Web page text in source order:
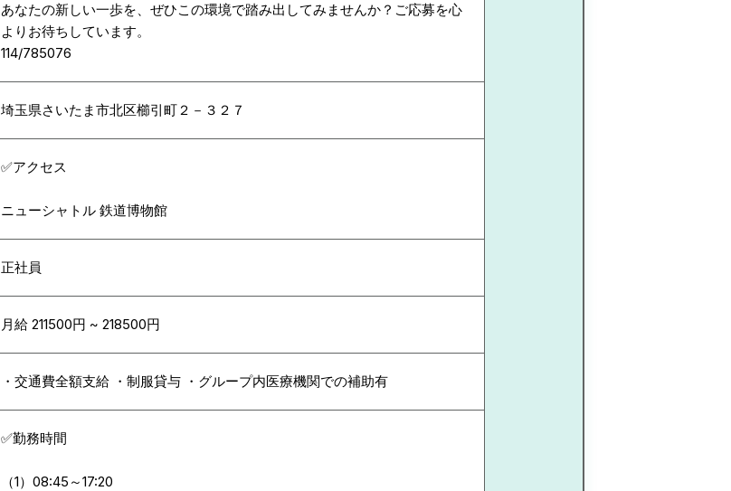
あなたの新しい一歩を、ぜひこの環境で踏み出してみませんか？ご応募を心
よりお待ちしています。
114/785076
埼玉県さいたま市北区櫛引町２－３２７
✅アクセス
ニューシャトル 鉄道博物館
正社員
月給 211500円 ~ 218500円
・交通費全額支給 ・制服貸与 ・グループ内医療機関での補助有
✅勤務時間
（1）08:45～17:20